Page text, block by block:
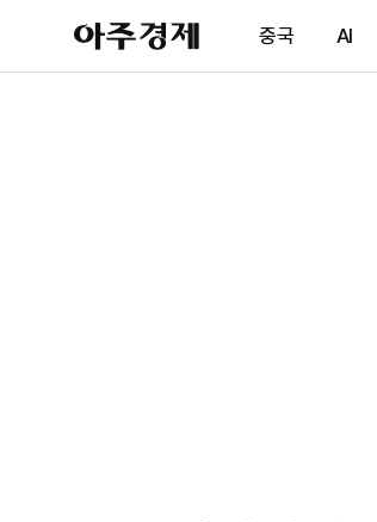
아
주
제
중국 AI